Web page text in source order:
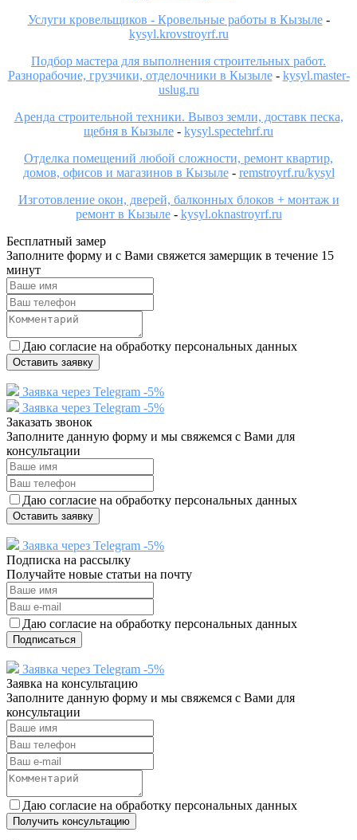
Услуги кровельщиков - Кровельные работы в Кызыле-
kysyl.krovstroyrf.ru
Подбор мастера для выполнения строительных работ.
Разнорабочие, грузчики, отделочники в Кызыле- kysyl.master-
uslug.ru
Аренда строительной техники. Вывоз земли, доставк песка,
щебня в Кызыле - kysyl.spectehrf.ru
Отделка помещений любой сложности, ремонт квартир,
домов, офисов и магазинов в Кызыле- remstroyrf.ru/kysyl
Изготовление окон, дверей, балконных блоков + монтаж и
ремонт в Кызыле- kysyl.oknastroyrf.ru
Бесплатный замер
Заполните форму и с Вами свяжется замерщик в течение 15
минут
Даю согласие на обработку персональных данных
Оставить заявку
Заявка через Telegram -5%
Заявка через Telegram -5%
Заказать звонок
Заполните данную форму и мы свяжемся с Вами для
консультации
Даю согласие на обработку персональных данных
Оставить заявку
Заявка через Telegram -5%
Подписка на рассылку
Получайте новые статьи на почту
Даю согласие на обработку персональных данных
Подписаться
Заявка через Telegram -5%
Заявка на консультацию
Заполните данную форму и мы свяжемся с Вами для
консультации
Даю согласие на обработку персональных данных
Получить консультацию